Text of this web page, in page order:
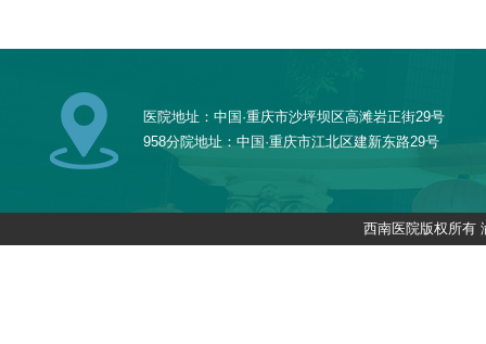
医院地址：中国·重庆市沙坪坝区高滩岩正街29号
958分院地址：中国·重庆市江北区建新东路29号
西南医院版权所有